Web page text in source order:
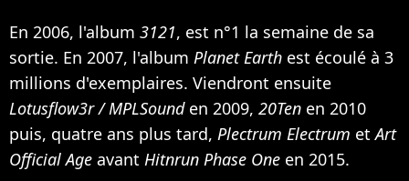
En 2006, l'album 3121, est n°1 la semaine de sa
sortie. En 2007, l'album Planet Earth est écoulé à 3
millions d'exemplaires. Viendront ensuite
Lotusflow3r / MPLSounden 2009, 20Ten en 2010
puis, quatre ans plus tard, Plectrum Electrum etArt
Official Age avant Hitnrun Phase One en 2015.